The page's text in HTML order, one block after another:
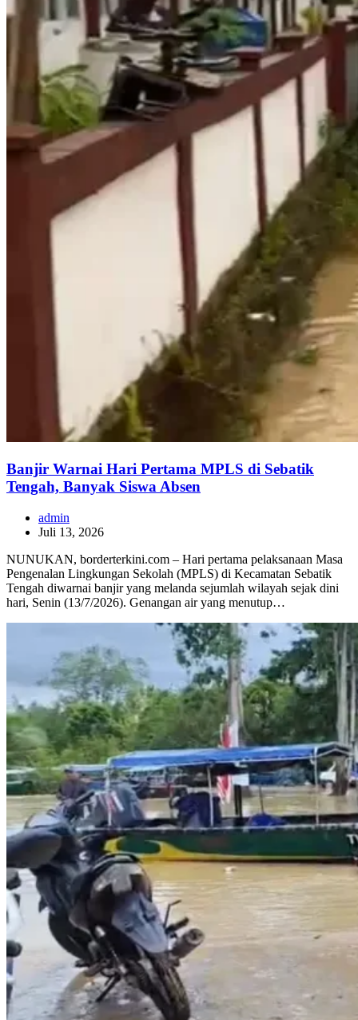
Banjir Warnai Hari Pertama MPLS di Sebatik
Tengah, Banyak Siswa Absen
admin
Juli 13, 2026
NUNUKAN, borderterkini.com – Hari pertama pelaksanaan Masa
Pengenalan Lingkungan Sekolah (MPLS) di Kecamatan Sebatik
Tengah diwarnai banjir yang melanda sejumlah wilayah sejak dini
hari, Senin (13/7/2026). Genangan air yang menutup…